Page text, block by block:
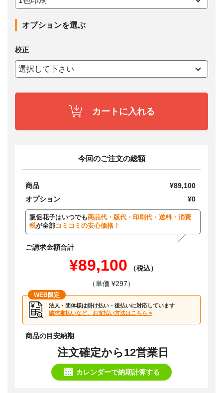
オプションを選ぶ
校正
カートに入れる
今回のご注文の総額
商品
¥89,100
オプション
¥0
販促花子はいつでも商品代・版代・印刷代・送料・消費
税が全部コミコミの安心価格！
ご請求金額合計
¥89,100
（税込）
（単価 ¥297）
WEB限定
法人・団体様は掛け払い・後払いに対応しています
請求書払いなど、お支払い方法はこちら >
商品の目安納期
注文確定から12営業日
カレンダーで納期計算する